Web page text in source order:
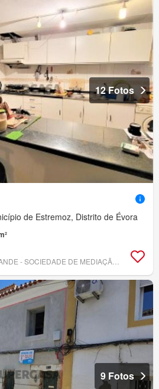
12 Fotos
de Estremoz, Distrito de Évora
9 Fotos